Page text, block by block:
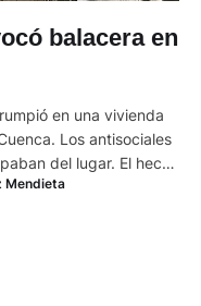
balacera en
en una vivienda
Los antisociales
del lugar. El hecho
Marcabelí y Julio
de las oficinas
Mendieta